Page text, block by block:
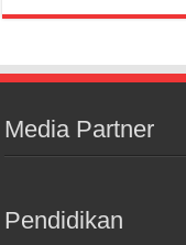
Media Partner
Pendidikan